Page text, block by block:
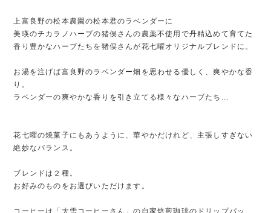
上富良野の松本農園の松本君のラベンダーに
美瑛のチカラノハーブの猪俣さんの農薬不使用で丹精込めて育てた
香り豊かなハーブたちを猪俣さんが花七曜オリジナルブレンドに。
お湯を注げば富良野のラベンダー畑を思わせる優しく、爽やかな香
り。
ラベンダーの爽やかな香りを引き立てる様々なハーブたち...
花七曜の焼菓子にもあうように、華やかだけれど、主張しすぎない
絶妙なバランス。
ブレンドは２種。
お好みのものをお選びいただけます。
コーヒーは「大雪コーヒーさん」の自家焙煎珈琲のドリップパッ